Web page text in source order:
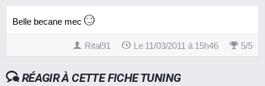
Belle becane mec
Rital91 Le 11/03/2011 à 15h46 5/5
RÉAGIR À CETTE FICHE TUNING